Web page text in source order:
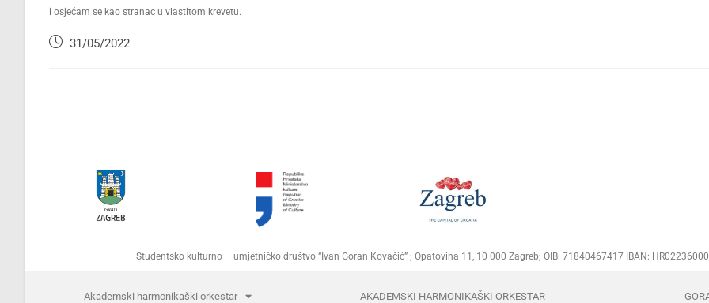
i osjećam se kao stranac u vlastitom krevetu.
31/05/2022
Studentsko kulturno – umjetničko društvo “Ivan Goran Kovačić” ; Opatovina 11, 10 000 Zagreb; OIB: 71840467417 IBAN:
Akademski harmonikaški orkestar AKADEMSKI HARMONIKAŠKI ORKESTAR